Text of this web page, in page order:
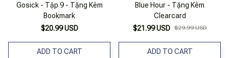
Gosick - Tập 9 - Tặng Kèm
Bookmark
$20.99 USD
ADD TO CART
Blue Hour - Tặng Kèm
Clearcard
$21.99 USD $29.99 USD
ADD TO CART